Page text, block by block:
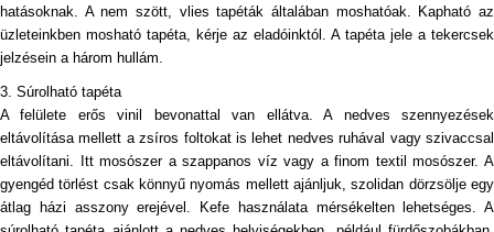
hatásoknak. A nem szött, vlies tapéták általában moshatóak. Kapható az
üzleteinkben mosható tapéta, kérje az eladóinktól. A tapéta jele a tekercsek
jelzésein a három hullám.
3. Súrolható tapéta
A felülete erős vinil bevonattal van ellátva. A nedves szennyezések
eltávolítása mellett a zsíros foltokat is lehet nedves ruhával vagy szivaccsal
eltávolítani. Itt mosószer a szappanos víz vagy a finom textil mosószer. A
gyengéd törlést csak könnyű nyomás mellett ajánljuk, szolidan dörzsölje egy
átlag házi asszony erejével. Kefe használata mérsékelten lehetséges. A